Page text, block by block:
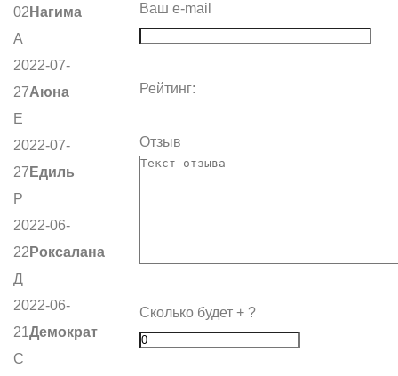
02 Нагима
А
2022-07-
27Аюна
Е
2022-07-
27 Едиль
Р
2022-06-
22 Роксалана
Д
2022-06-
21Демократ
С
Ваш e-mail
Рейтинг:
Отзыв
Сколько будет + ?